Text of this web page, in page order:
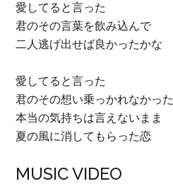
愛してると言った
君のその言葉を飲み込んで
二人逃げ出せば良かったかな
愛してると言った
君のその想い乗っかれなかった
本当の気持ちは言えないまま
夏の風に消してもらった恋
MUSIC VIDEO